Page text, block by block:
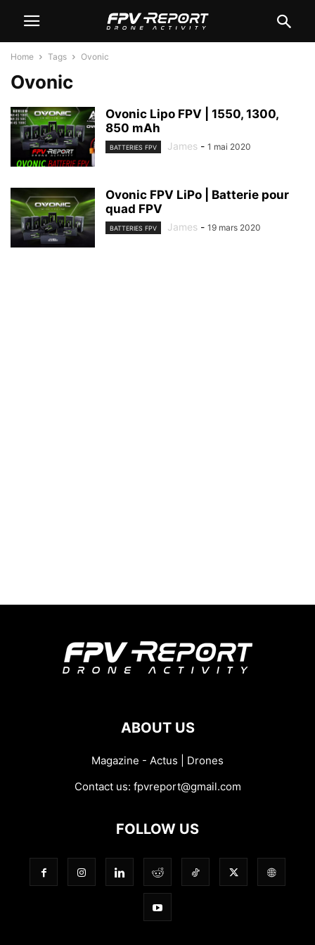
Home Tags Ovonic
Ovonic
Ovonic Lipo FPV | 1550, 1300,
850 mAh
BATTERIES FPV James - 1 mai 2020
Ovonic FPV LiPo | Batterie pour
quad FPV
BATTERIES FPV James - 19 mars 2020
ABOUT US
Magazine - Actus | Drones
Contact us: fpvreport@gmail.com
FOLLOW US